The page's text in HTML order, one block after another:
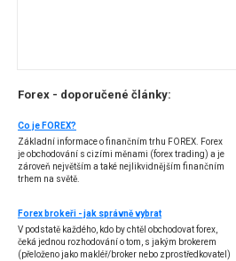
Forex - doporučené články:
Co je FOREX?
Základní informace o finančním trhu FOREX. Forex
je obchodování s cizími měnami (forex trading) a je
zároveň největším a také nejlikvidnějším finančním
trhem na světě.
Forex brokeři - jak správně vybrat
V podstatě každého, kdo by chtěl obchodovat forex,
čeká jednou rozhodování o tom, s jakým brokerem
(přeloženo jako makléř/broker nebo zprostředkovatel)